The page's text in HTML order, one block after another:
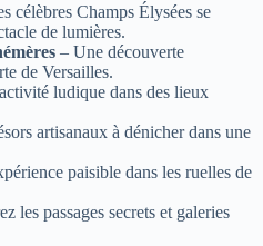
célèbres Champs Élysées se
de lumières.
– Une découverte
de Versailles.
ludique dans des lieux
artisanaux à dénicher dans une
paisible dans les ruelles de
les passages secrets et galeries